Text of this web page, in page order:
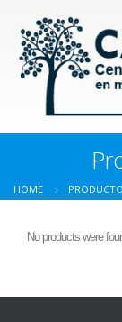
HOME
No products were